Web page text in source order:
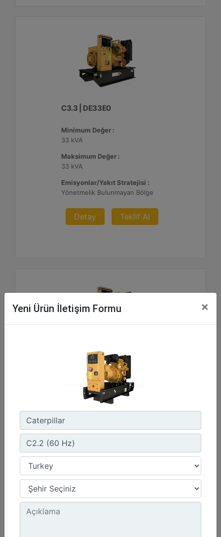
C3.3 | DE33E0
Minimum Değer :
33 kVA
Maksimum Değer :
33 kVA
Emisyonlar/Yakıt Stratejisi :
Yönetmelik Bulunmayan Bölge
Detay Teklif Al
C3.3 | DE50E0
Minimum Değer :
50,0 kVA
50,0 kVA
Emisyonlar/Yakıt Stratejisi :
Yönetmelik Bulunmayan Bölge
Yeni Ürün İletişim Formu ×